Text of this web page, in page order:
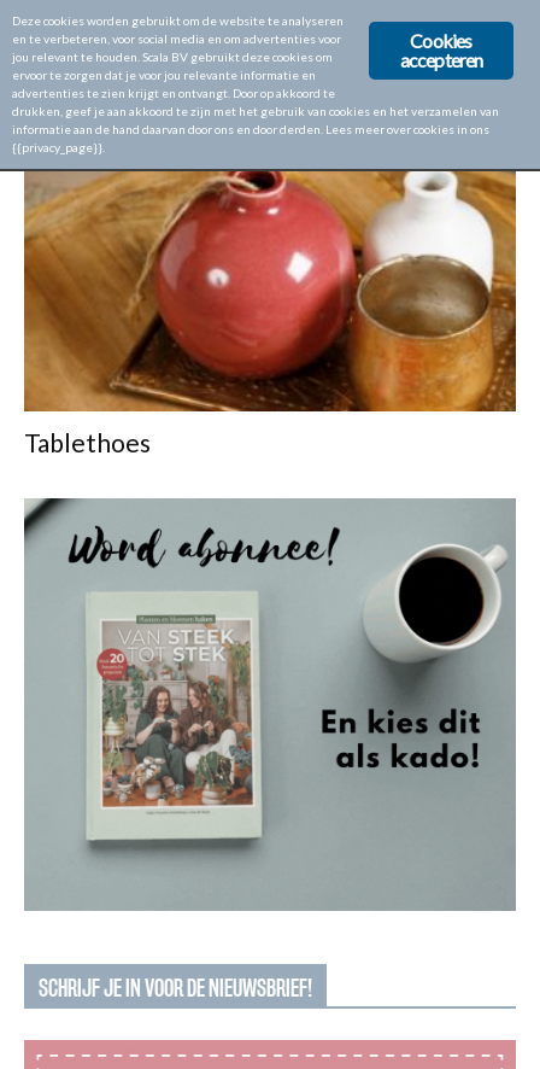
Home Tags Tablet
TAG: TABLET
Tablethoes
SCHRIJF JE IN VOOR DE NIEUWSBRIEF!
Cookies
accepteren
Deze cookies worden gebruikt om de website te analyseren
en te verbeteren, voor social media en om advertenties voor
jou relevant te houden. Scala BV gebruikt deze cookies om
ervoor te zorgen dat je voor jou relevante informatie en
advertenties te zien krijgt en ontvangt. Door op akkoord te
drukken, geef je aan akkoord te zijn met het gebruik van cookies en het verzamelen van
informatie aan de hand daarvan door ons en door derden. Lees meer over cookies in ons
{{privacy_page}}.